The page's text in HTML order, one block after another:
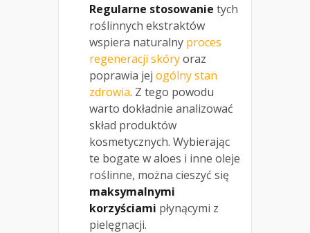
Regularne stosowanie tych
roślinnych ekstraktów
wspiera naturalny proces
regeneracji skóryoraz
poprawia jej ogólny stan
zdrowia. Z tego powodu
warto dokładnie analizować
skład produktów
kosmetycznych. Wybierając
te bogate w aloes i inne oleje
roślinne, można cieszyć się
maksymalnymi
korzyściami płynącymi z
pielęgnacji.